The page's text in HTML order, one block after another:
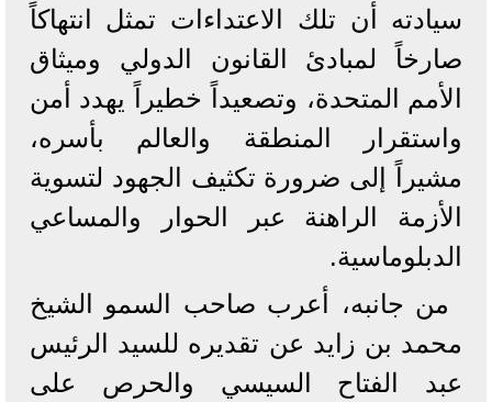
سيادته أن تلك الاعتداءات تمثل انتهاكاً
صارخاً لمبادئ القانون الدولي وميثاق
الأمم المتحدة، وتصعيداً خطيراً يهدد أمن
واستقرار المنطقة والعالم بأسره،
مشيراً إلى ضرورة تكثيف الجهود لتسوية
الأزمة الراهنة عبر الحوار والمساعي
الدبلوماسية.
من جانبه، أعرب صاحب السمو الشيخ
محمد بن زايد عن تقديره للسيد الرئيس
عبد الفتاح السيسي والحرص على